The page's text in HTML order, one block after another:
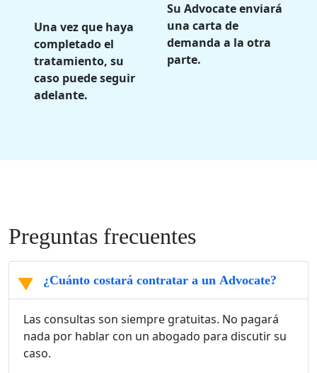
Una vez que haya
completado el
tratamiento, su
caso puede seguir
adelante.
Su Advocate enviará
una carta de
demanda a la otra
parte.
Preguntas frecuentes
¿Cuánto costará contratar a un Advocate?
Las consultas son siempre gratuitas. No pagará
nada por hablar con un abogado para discutir su
caso.